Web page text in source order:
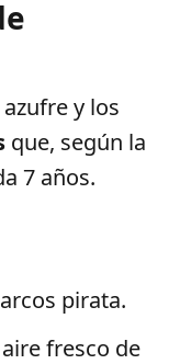
y los
que, según la
7 años.
pirata.
fresco de